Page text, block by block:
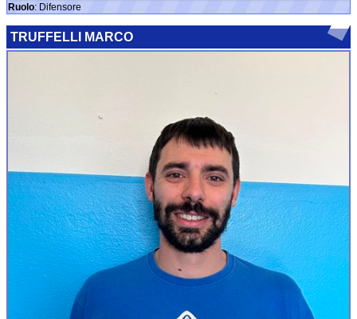
Ruolo: Difensore
TRUFFELLI MARCO